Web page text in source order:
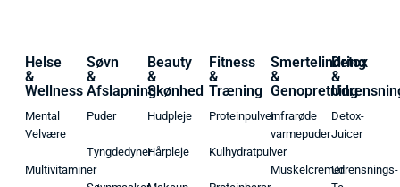
Helse
&
Wellness
Mental
Velvære
Multivitaminer
Søvn
&
Afslapning
Puder
Tyngdedyner
Beauty
&
Skønhed
Hudpleje
Hårpleje
Fitness
&
Træning
Proteinpulver
Kulhydratpulver
Smertelindring
&
Genopretning
Infrarøde
varmepuder
Muskelcremer
Detox
&
Detox-
Juicer
Udrensnings-